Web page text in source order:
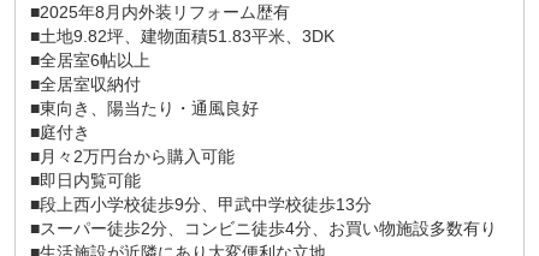
■2025年8月内外装リフォーム歴有
■土地9.82坪、建物面積51.83平米、3DK
■全居室6帖以上
■全居室収納付
■東向き、陽当たり・通風良好
■庭付き
■月々2万円台から購入可能
■即日内覧可能
■段上西小学校徒歩9分、甲武中学校徒歩13分
■スーパー徒歩2分、コンビニ徒歩4分、お買い物施設多数有り